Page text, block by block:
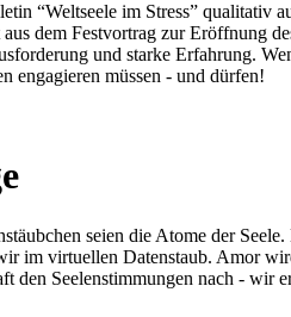
“Weltseele im Stress” qualitativ
dem Festvortrag zur Eröffnung
und starke Erfahrung.
engagieren müssen - und dürfen!
seien die Atome der
im virtuellen Datenstaub. Amor
Seelenstimmungen nach - wir